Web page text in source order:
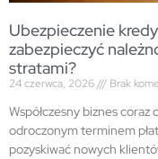
Ubezpieczenie
zabezpieczyć
stratami?
24 czerwca, 2026 Brak
Współczesny biznes coraz
odroczonym terminem
pozyskiwać nowych